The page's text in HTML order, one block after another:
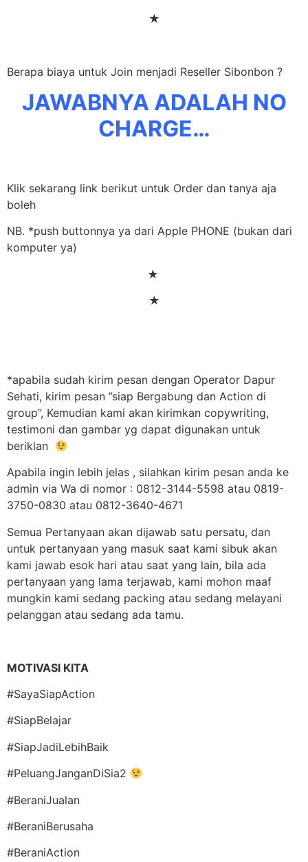
★
Berapa biaya untuk Join menjadi Reseller Sibonbon ?
JAWABNYA ADALAH NO
CHARGE…
Klik sekarang link berikut untuk Order dan tanya aja
boleh
NB. *push buttonnya ya dari Apple PHONE (bukan dari
komputer ya)
★
★
*apabila sudah kirim pesan dengan Operator Dapur
Sehati, kirim pesan ”siap Bergabung dan Action di
group”, Kemudian kami akan kirimkan copywriting,
testimoni dan gambar yg dapat digunakan untuk
beriklan
Apabila ingin lebih jelas , silahkan kirim pesan anda ke
admin via Wa di nomor : 0812-3144-5598 atau 0819-
3750-0830 atau 0812-3640-4671
Semua Pertanyaan akan dijawab satu persatu, dan
untuk pertanyaan yang masuk saat kami sibuk akan
kami jawab esok hari atau saat yang lain, bila ada
pertanyaan yang lama terjawab, kami mohon maaf
mungkin kami sedang packing atau sedang melayani
pelanggan atau sedang ada tamu.
MOTIVASI KITA
#SayaSiapAction
#SiapBelajar
#SiapJadiLebihBaik
#PeluangJanganDiSia2
#BeraniJualan
#BeraniBerusaha
#BeraniAction